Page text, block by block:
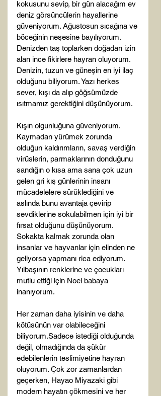
kokusunu sevip, bir gün alacağım ev
deniz görsüncülerin hayallerine
güveniyorum. Ağustosun sıcağına ve
böceğinin neşesine bayılıyorum.
Denizden taş toplarken doğadan izin
alan ince fikirlere hayran oluyorum.
Denizin, tuzun ve güneşin en iyi ilaç
olduğunu biliyorum. Yazı herkes
sever, kışı da alıp göğsümüzde
ısıtmamız gerektiğini düşünüyorum.
Kışın olgunluğuna güveniyorum.
Kaymadan yürümek zorunda
olduğun kaldırımların, savaş verdiğin
virüslerin, parmaklarının donduğunu
sandığın o kısa ama sana çok uzun
gelen gri kış günlerinin insanı
mücadelelere sürüklediğini ve
aslında bunu avantaja çevirip
sevdiklerine sokulabilmen için iyi bir
fırsat olduğunu düşünüyorum.
Sokakta kalmak zorunda olan
insanlar ve hayvanlar için elinden ne
geliyorsa yapmanı rica ediyorum.
Yılbaşının renklerine ve çocukları
mutlu ettiği için Noel babaya
inanıyorum.
Her zaman daha iyisinin ve daha
kötüsünün var olabileceğini
biliyorum.Sadece istediği olduğunda
değil, olmadığında da şükür
edebilenlerin teslimiyetine hayran
oluyorum. Çok zor zamanlardan
geçerken, Hayao Miyazaki gibi
modern hayatın çökmesini ve her